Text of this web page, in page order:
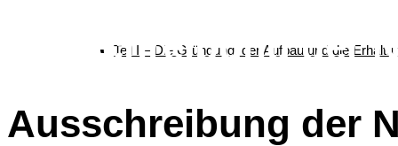
Teil I – Die Gründung, der Aufbau und die
Ausschreibung der
Ausschreibung der